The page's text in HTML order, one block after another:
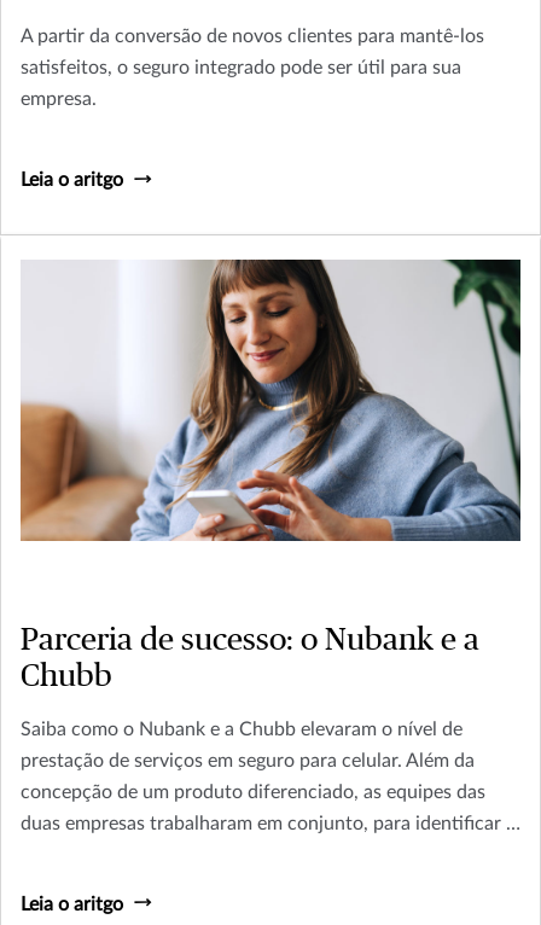
A partir da conversão de novos clientes para mantê-los
satisfeitos, o seguro integrado pode ser útil para sua
empresa.
Leia o aritgo
Parceria de sucesso: o Nubank e a
Chubb
Saiba como o Nubank e a Chubb elevaram o nível de
prestação de serviços em seguro para celular. Além da
concepção de um produto diferenciado, as equipes das
duas empresas trabalharam em conjunto, para identificar e
Leia o aritgo